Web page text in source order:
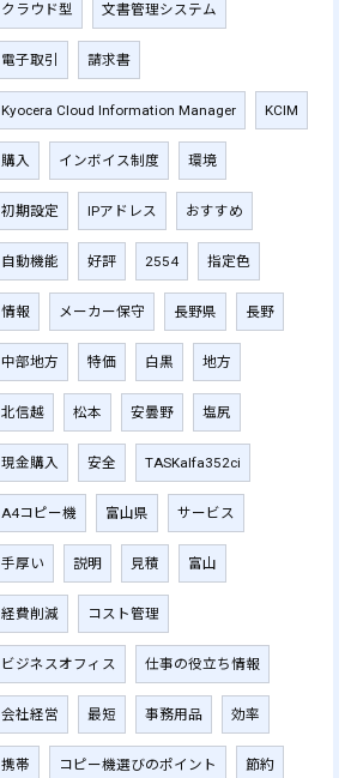
クラウド型 文書管理システム
電子取引 請求書
Kyocera Cloud Information Manager KCIM
購入 インボイス制度 環境
初期設定 IPアドレス おすすめ
自動機能 好評 2554 指定色
情報 メーカー保守 長野県 長野
中部地方 特価 白黒 地方
北信越 松本 安曇野 塩尻
現金購入 安全 TASKalfa352ci
A4コピー機 富山県 サービス
手厚い 説明 見積 富山
経費削減 コスト管理
ビジネスオフィス 仕事の役立ち情報
会社経営 最短 事務用品 効率
携帯 コピー機選びのポイント 節約